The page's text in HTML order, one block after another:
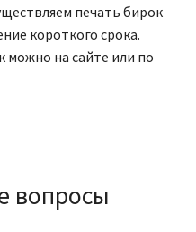
печать бирок
короткого срока.
можно на сайте или по
вопросы